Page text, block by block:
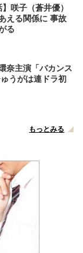
える関係に 事故
る
奈主演「バカンス
うがは連ドラ初
もっとみる